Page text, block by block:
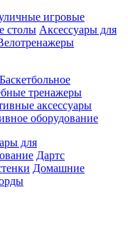
игровые
столы Аксессуары для
Баскетбольное
тренажеры
аксессуары
оборудование
для
Дартс
Домашние